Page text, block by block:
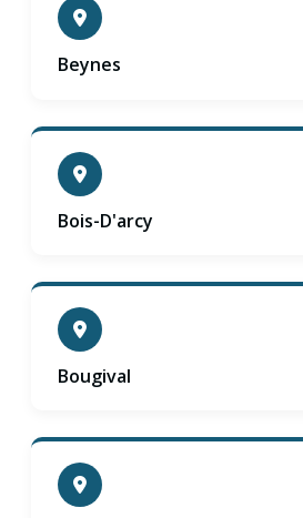
Beynes
Bois-D'arcy
Bougival